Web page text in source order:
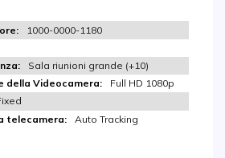
1000-0000-1180
Sala riunioni grande (+10)
Full HD 1080p
Auto Tracking